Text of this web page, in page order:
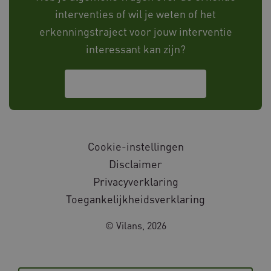
interventies of wil je weten of het
erkenningstraject voor jouw interventie
interessant kan zijn?
Cookie-instellingen
Disclaimer
Privacyverklaring
Toegankelijkheidsverklaring
© Vilans, 2026
x-ms-routing-name
Microsoft
.www.databankinterventies.nl
.www.databankinterventies.nl
CookieScriptConsent
CookieScript
www.databankinterventies.nl
UMB_SESSION www.databankinterventies.nl